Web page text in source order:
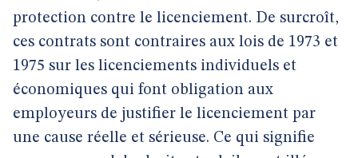
protection contre le licenciement. De surcroît,
ces contrats sont contraires aux lois de 1973 et
1975 sur les licenciements individuels et
économiques qui font obligation aux
employeurs de justifier le licenciement par
une cause réelle et sérieuse. Ce qui signifie